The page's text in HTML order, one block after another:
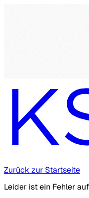
Zurück zur Startseite
Leider ist ein Fehler